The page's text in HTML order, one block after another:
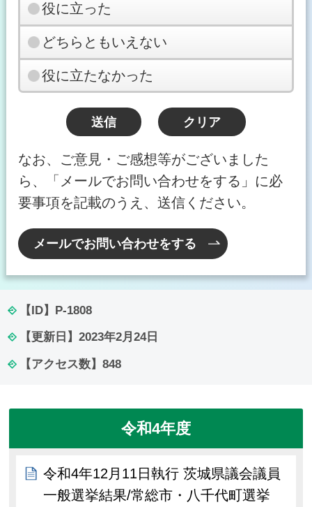
役に立った
どちらともいえない
役に立たなかった
なお、ご意見・ご感想等がございました
ら、「メールでお問い合わせをする」に必
要事項を記載のうえ、送信ください。
メールでお問い合わせをする
【ID】 P-1808
【更新日】 2023年2月24日
【アクセス数】 848
令和4年度
令和4年12月11日執行 茨城県議会議員
一般選挙結果/常総市・八千代町選挙